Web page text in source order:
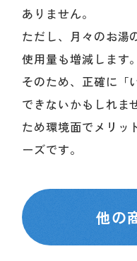
ありません。
ただし、月々のお湯
使用量も増減します。
そのため、正確に「
できないかもしれま
ため環境面でメリッ
ーズです。
他の